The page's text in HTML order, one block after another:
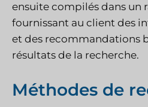
ensuite compilés dans un
fournissant au client des
et des recommandations
résultats de la recherche.
Méthodes de